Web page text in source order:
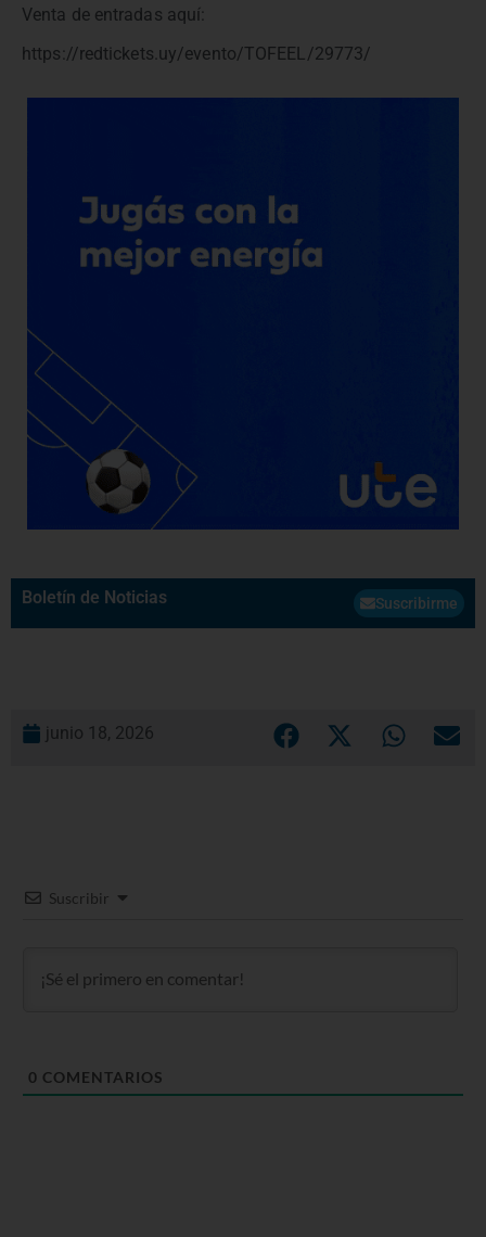
Venta de entradas aquí:
https://redtickets.uy/evento/TOFEEL/29773/
Boletín de Noticias Suscribirme
junio 18, 2026
Suscribir
0 COMENTARIOS